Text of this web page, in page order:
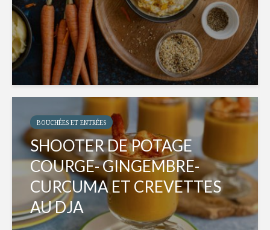
BOUCHÉES ET ENTRÉES
SHOOTER DE POTAGE
COURGE- GINGEMBRE-
CURCUMA ET CREVETTES
AU DJA